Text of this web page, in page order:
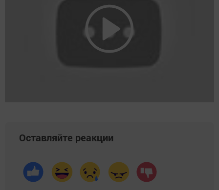
Оставляйте реакции